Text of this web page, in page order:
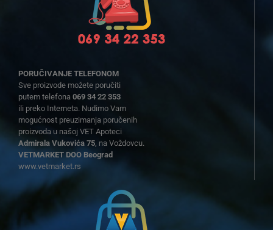
PORUČIVANJE TELEFONOM
Sve proizvode možete poručiti
putem telefona 069 34 22 353
ili preko Interneta. Nudimo Vam
mogućnost preuzimanja poručenih
proizvoda u našoj VET Apoteci
Admirala Vukovića 75, na Voždovcu.
VETMARKET DOO Beograd
www.vetmarket.rs